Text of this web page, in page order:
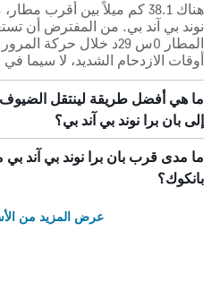
هناك 38.1 كم ميلاً بين أقرب
نوند بي آند بي. من المفترض أن
المطار 0س 29د خلال حركة
أوقات الازدحام الشديد، لا سيما في
ما هي أفضل طريقة لينتقل
إلى بان برا نوند بي آند بي؟
ما مدى قرب بان برا نوند بي آند
بانكوك؟
عرض المزيد من